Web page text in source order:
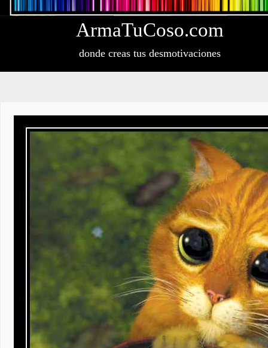
ArmaTuCoso.com
donde creas tus desmotivaciones